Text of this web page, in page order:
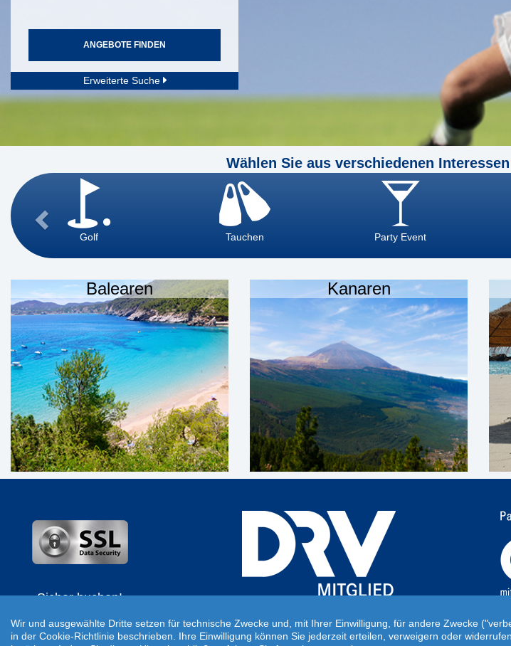
ANGEBOTE FINDEN
Erweiterte Suche
Wählen Sie aus verschiedenen
Golf Tauchen Party Event
Balearen Kanaren
Sicher buchen!
Datenübertragung durch SSL-
Verschlüsselung.
Wir und ausgewählte Dritte setzen für technische Zwecke und, mit Ihrer Einwilligung, für andere Zwecke
in der Cookie-Richtlinie beschrieben. Ihre Einwilligung können Sie jederzeit erteilen, verweigern oder